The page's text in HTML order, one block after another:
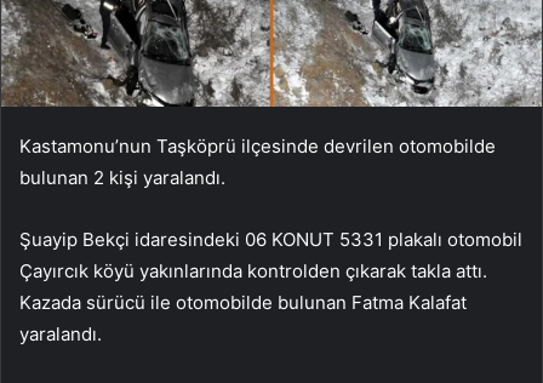
Kastamonu’nun Taşköprü ilçesinde devrilen otomobilde
bulunan 2 kişi yaralandı.
Şuayip Bekçi idaresindeki 06 KONUT 5331 plakalı otomobil
Çayırcık köyü yakınlarında kontrolden çıkarak takla attı.
Kazada sürücü ile otomobilde bulunan Fatma Kalafat
yaralandı.